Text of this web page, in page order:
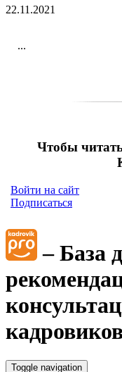
22.11.2021
...
Чтобы
Войти на сайт
Подписаться
– База
Toggle navigation